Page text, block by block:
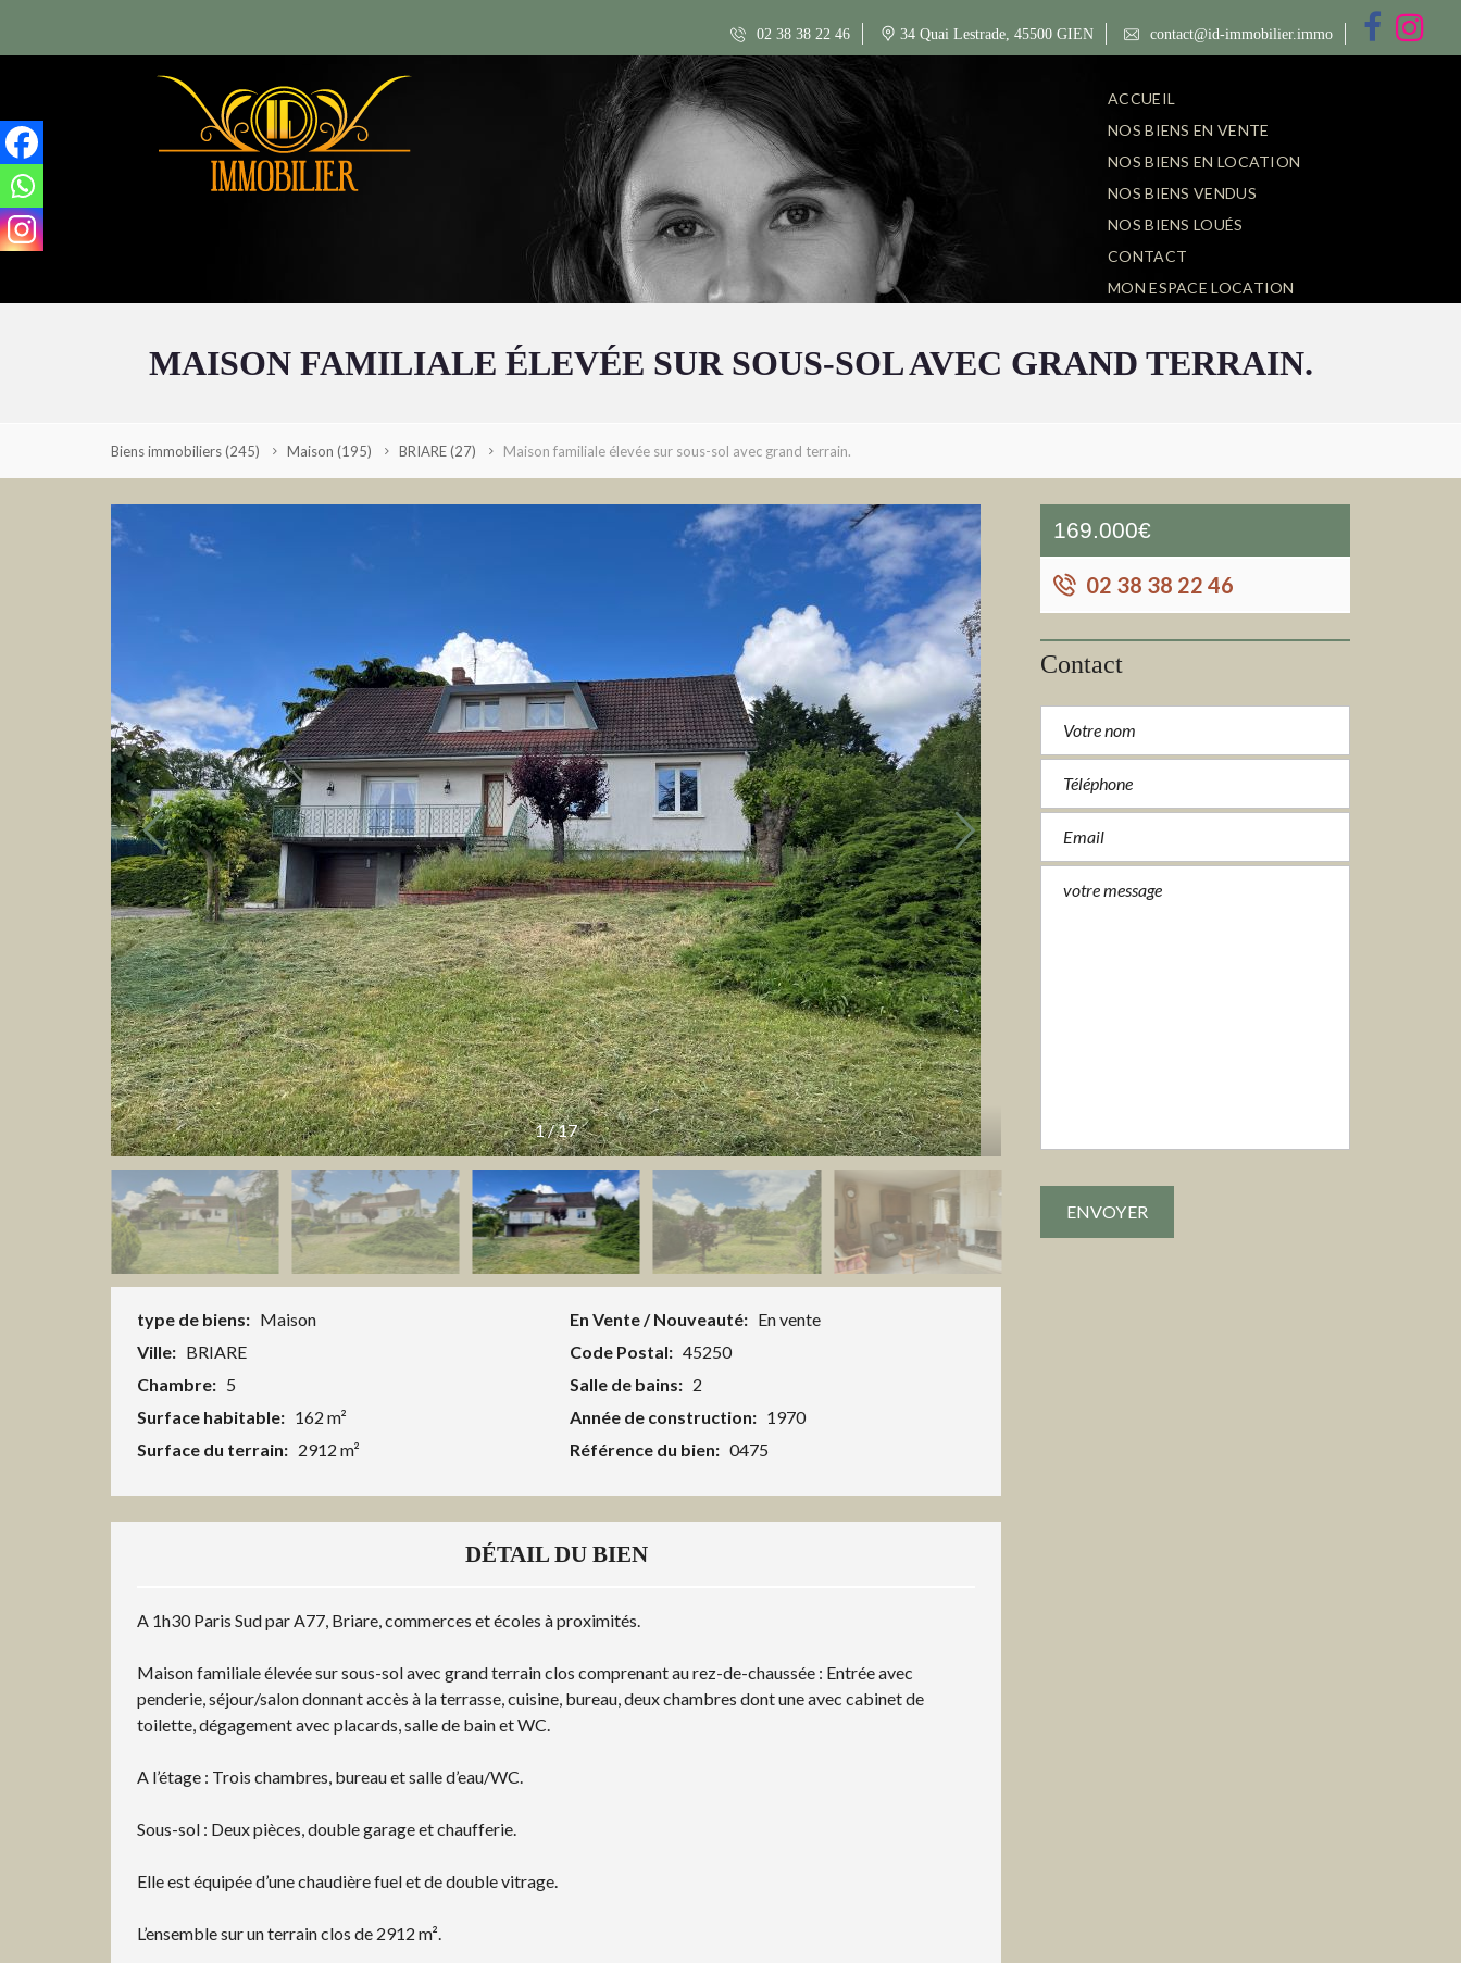
02 38 38 22 46 34 Quai Lestrade, 45500 GIEN contact@id-immobilier.immo
ACCUEIL
NOS BIENS EN VENTE
NOS BIENS EN LOCATION
NOS BIENS VENDUS
NOS BIENS LOUÉS
CONTACT
MON ESPACE LOCATION
MAISON FAMILIALE ÉLEVÉE SUR SOUS-SOL AVEC GRAND TERRAIN.
Biens immobiliers(245) Maison (195) BRIARE(27) Maison familiale élevée sur sous-sol avec grand terrain.
1/17
type de biens: Maison En Vente / Nouveauté: En vente
Ville: BRIARE Code Postal: 45250
Chambre: 5 Salle de bains: 2
Surface habitable: 162 m² Année de construction: 1970
Surface du terrain: 2912 m² Référence du bien: 0475
DÉTAIL DU BIEN
A 1h30 Paris Sud par A77, Briare, commerces et écoles à proximités.
Maison familiale élevée sur sous-sol avec grand terrain clos comprenant au rez-de-chaussée : Entrée avec
penderie, séjour/salon donnant accès à la terrasse, cuisine, bureau, deux chambres dont une avec cabinet de
toilette, dégagement avec placards, salle de bain et WC.
A l’étage : Trois chambres, bureau et salle d’eau/WC.
Sous-sol : Deux pièces, double garage et chaufferie.
Elle est équipée d’une chaudière fuel et de double vitrage.
L’ensemble sur un terrain clos de 2912 m².
169.000€
02 38 38 22 46
Contact